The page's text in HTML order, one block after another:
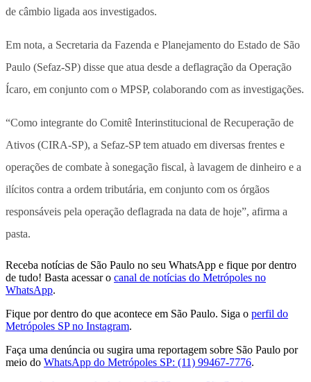
de câmbio ligada aos investigados.
Em nota, a Secretaria da Fazenda e Planejamento do Estado de São
Paulo (Sefaz-SP) disse que atua desde a deflagração da Operação
Ícaro, em conjunto com o MPSP, colaborando com as investigações.
“Como integrante do Comitê Interinstitucional de Recuperação de
Ativos (CIRA-SP), a Sefaz-SP tem atuado em diversas frentes e
operações de combate à sonegação fiscal, à lavagem de dinheiro e a
ilícitos contra a ordem tributária, em conjunto com os órgãos
responsáveis pela operação deflagrada na data de hoje”, afirma a
pasta.
Receba notícias de São Paulo no seu WhatsApp e fique por dentro
de tudo! Basta acessar o canal de notícias do Metrópoles no
WhatsApp.
Fique por dentro do que acontece em São Paulo. Siga o perfil do
Metrópoles SP no Instagram.
Faça uma denúncia ou sugira uma reportagem sobre São Paulo por
meio do WhatsApp do Metrópoles SP: (11) 99467-7776.